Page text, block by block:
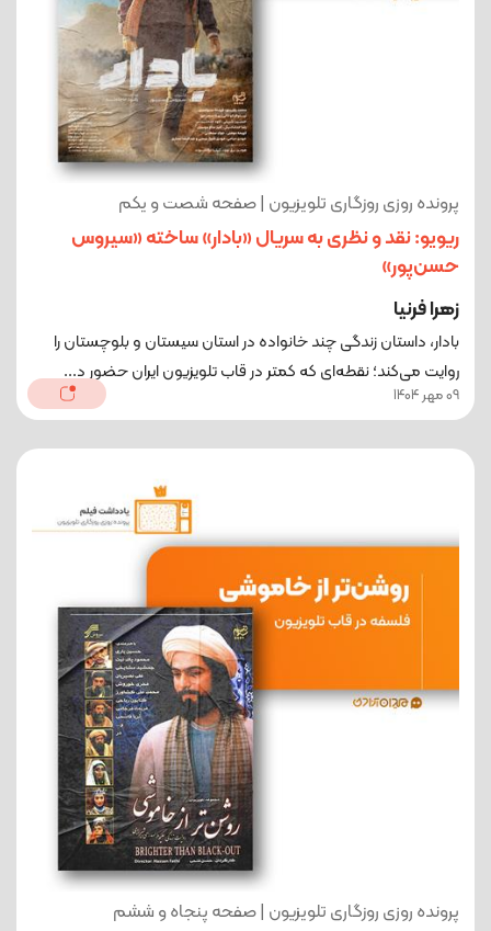
پرونده روزی روزگاری تلویزیون | صفحه شصت و یکم
ریویو: نقد و نظری به سریال «بادار» ساخته «سیروس
حسن‌پور»
زهرا فرنیا
بادار، داستان زندگی چند خانواده در استان سیستان و بلوچستان را
روایت می‌کند؛ نقطه‌ای که کمتر در قاب تلویزیون ایران حضور د...
09 مهر 1404
پرونده روزی روزگاری تلویزیون | صفحه پنجاه و ششم